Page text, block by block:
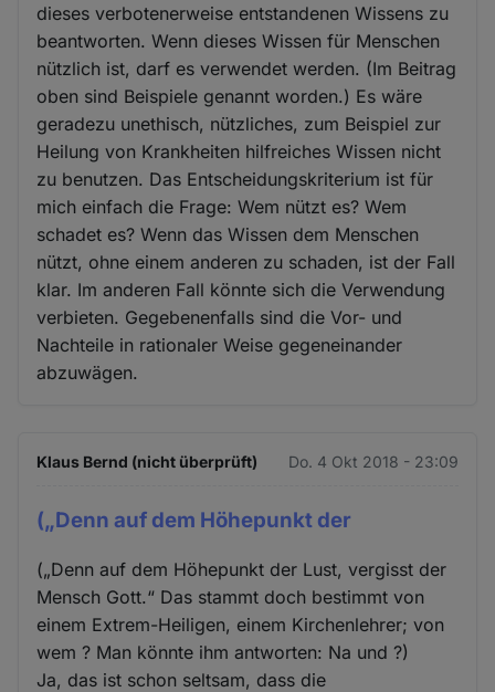
dieses verbotenerweise entstandenen Wissens zu
beantworten. Wenn dieses Wissen für Menschen
nützlich ist, darf es verwendet werden. (Im Beitrag
oben sind Beispiele genannt worden.) Es wäre
geradezu unethisch, nützliches, zum Beispiel zur
Heilung von Krankheiten hilfreiches Wissen nicht
zu benutzen. Das Entscheidungskriterium ist für
mich einfach die Frage: Wem nützt es? Wem
schadet es? Wenn das Wissen dem Menschen
nützt, ohne einem anderen zu schaden, ist der Fall
klar. Im anderen Fall könnte sich die Verwendung
verbieten. Gegebenenfalls sind die Vor- und
Nachteile in rationaler Weise gegeneinander
abzuwägen.
Klaus Bernd (nicht überprüft) Do. 4 Okt 2018 - 23:09
(„Denn auf dem Höhepunkt der
(„Denn auf dem Höhepunkt der Lust, vergisst der
Mensch Gott.“ Das stammt doch bestimmt von
einem Extrem-Heiligen, einem Kirchenlehrer; von
wem ? Man könnte ihm antworten: Na und ?)
Ja, das ist schon seltsam, dass die